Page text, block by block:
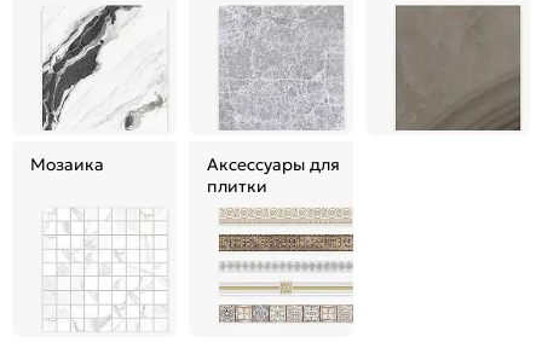
Мозаика
Аксессуары для
плитки